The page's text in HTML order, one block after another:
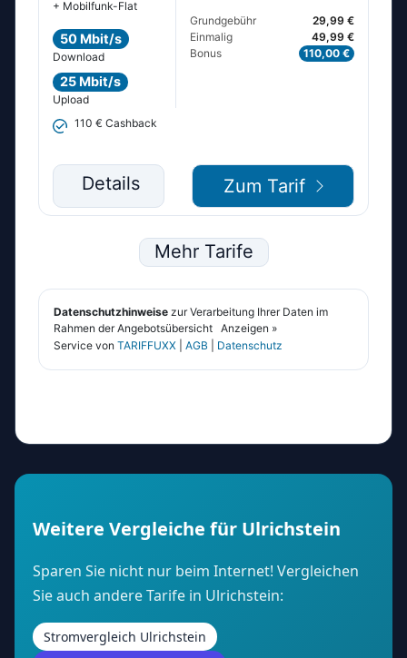
Weitere Vergleiche für Ulrichstein
Sparen Sie nicht nur beim Internet! Vergleichen
Sie auch andere Tarife in Ulrichstein:
Stromvergleich Ulrichstein